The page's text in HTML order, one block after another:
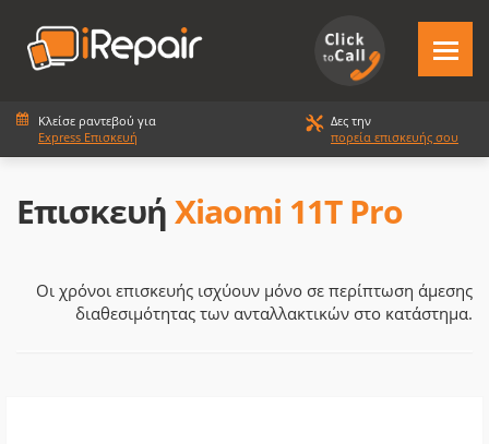
Κλείσε ραντεβού για
Express Επισκευή
Δες την
πορεία επισκευής σου
ΕπισκευήXiaomi 11T Pro
Οι χρόνοι επισκευής ισχύουν μόνο σε περίπτωση άμεσης
διαθεσιμότητας των ανταλλακτικών στο κατάστημα.